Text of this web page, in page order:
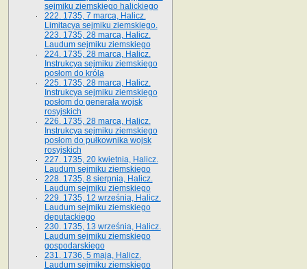
sejmiku ziemskiego halickiego
222. 1735, 7 marca, Halicz.
Limitacya sejmiku ziemskiego.
223. 1735, 28 marca, Halicz.
Laudum sejmiku ziemskiego
224. 1735, 28 marca, Halicz.
Instrukcya sejmiku ziemskiego
posłom do króla
225. 1735, 28 marca, Halicz.
Instrukcya sejmiku ziemskiego
posłom do generała wojsk
rosyjskich
226. 1735, 28 marca, Halicz.
Instrukcya sejmiku ziemskiego
posłom do pułkownika wojsk
rosyjskich
227. 1735, 20 kwietnia, Halicz.
Laudum sejmiku ziemskiego
228. 1735, 8 sierpnia, Halicz.
Laudum sejmiku ziemskiego
229. 1735, 12 września, Halicz.
Laudum sejmiku ziemskiego
deputackiego
230. 1735, 13 września, Halicz.
Laudum sejmiku ziemskiego
gospodarskiego
231. 1736, 5 maja, Halicz.
Laudum sejmiku ziemskiego